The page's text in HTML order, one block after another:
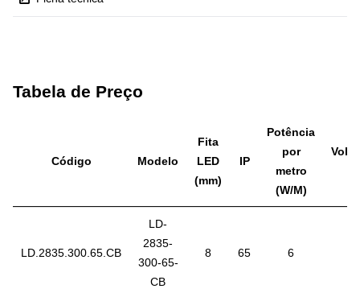
Tabela de Preço
Código Modelo
Fita
LED
(mm)
IP
Potência
por
metro
(W/M)
LD.2835.300.65.CB
LD-
2835-
300-65-
CB
8 65 6